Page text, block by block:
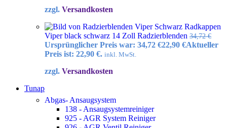
zzgl. Versandkosten
Radkappen
Viper black schwarz 14 Zoll Radzierblenden 34,72€
Ursprünglicher Preis war: 34,72 €22,90 €Aktueller
Preis ist: 22,90 €. inkl. MwSt.
zzgl. Versandkosten
Tunap
Abgas- Ansaugsystem
138 - Ansaugsystemreiniger
925 - AGR System Reiniger